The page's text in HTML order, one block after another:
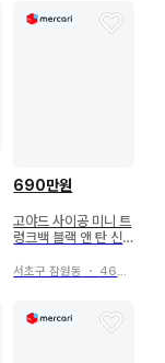
690만원
고야드 사이공 미니 트
렁크백 블랙 앤 탄 신
서초구 잠원동 ・ 46분 전